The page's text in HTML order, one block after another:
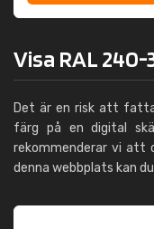
Visa RAL
Det är en risk att
färg på en digital
rekommenderar vi att
denna webbplats kan du